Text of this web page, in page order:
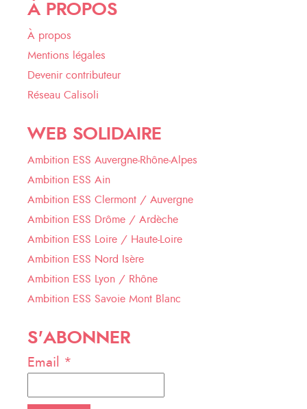
À PROPOS
À propos
Mentions légales
Devenir contributeur
Réseau Calisoli
WEB SOLIDAIRE
Ambition ESS Auvergne-Rhône-Alpes
Ambition ESS Ain
Ambition ESS Clermont / Auvergne
Ambition ESS Drôme / Ardèche
Ambition ESS Loire / Haute-Loire
Ambition ESS Nord Isère
Ambition ESS Lyon / Rhône
Ambition ESS Savoie Mont Blanc
S'ABONNER
Email *